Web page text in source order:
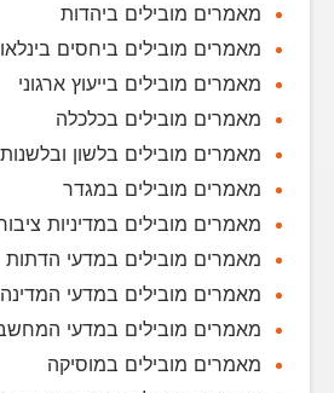
מאמרים מובילים ביהדות
מאמרים מובילים ביחסים
מאמרים מובילים בייעוץ ארגוני
מאמרים מובילים בכלכלה
מאמרים מובילים בלשון ובלשנות
מאמרים מובילים במגדר
מאמרים מובילים במדיניות
מאמרים מובילים במדעי הדתות
מאמרים מובילים במדעי המדינה
מאמרים מובילים במדעי
מאמרים מובילים במוסיקה